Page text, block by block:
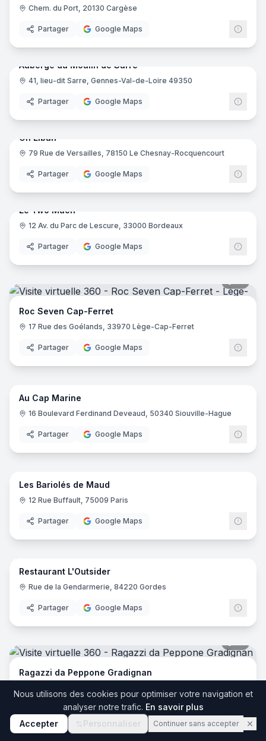
Chem. du Port, 20130 Cargèse
Partager Google Maps
16
Auberge du Moulin de Sarré
41, lieu-dit Sarre, Gennes-Val-de-Loire 49350
Partager Google Maps
Oh Liban
79 Rue de Versailles, 78150 Le Chesnay-Rocquencourt
Partager Google Maps
24
Le Two Much
12 Av. du Parc de Lescure, 33000 Bordeaux
Partager Google Maps
Roc Seven Cap-Ferret
17 Rue des Goélands, 33970 Lège-Cap-Ferret
Partager Google Maps
12
Au Cap Marine
16 Boulevard Ferdinand Deveaud, 50340 Siouville-Hague
Partager Google Maps
7
Les Bariolés de Maud
12 Rue Buffault, 75009 Paris
Partager Google Maps
7
Restaurant L'Outsider
Rue de la Gendarmerie, 84220 Gordes
Partager Google Maps
Ragazzi da Peppone Gradignan
Partager Google Maps
11
Nous utilisons des cookies pour optimiser votre navigation et
analyser notre trafic. En savoir plus
Accepter
Personnaliser Continuer sans accepter